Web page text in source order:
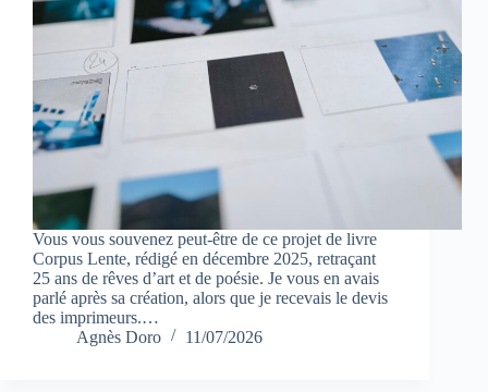
Vous vous souvenez peut-être de ce projet de livre
Corpus Lente, rédigé en décembre 2025, retraçant
25 ans de rêves d’art et de poésie. Je vous en avais
parlé après sa création, alors que je recevais le devis
des imprimeurs.…
Agnès Doro
11/07/2026